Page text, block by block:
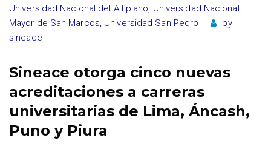
Universidad Nacional del Altiplano, Universidad Nacional
Mayor de San Marcos, Universidad San Pedro
by
sineace
Sineace otorga cinco nuevas
acreditaciones a carreras
universitarias de Lima, Áncash,
Puno y Piura